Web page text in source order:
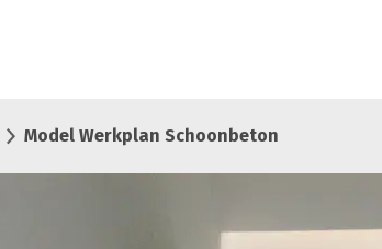
Model Werkplan Schoonbeton